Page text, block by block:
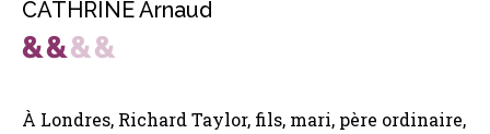
CATHRINE Arnaud
À Londres, Richard Taylor, fils, mari, père ordinaire,